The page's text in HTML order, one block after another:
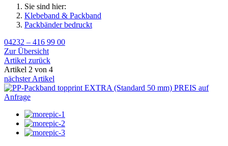
Sie sind hier:
Klebeband & Packband
Packbänder bedruckt
04232 – 416 99 00
Zur Übersicht
Artikel zurück
Artikel 2 von 4
nächster Artikel